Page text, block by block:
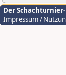
Der
Impressum /